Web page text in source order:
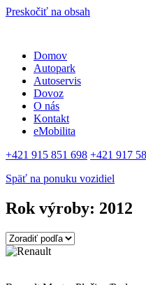
Preskočiť na obsah
Domov
Autopark
Autoservis
Dovoz
O nás
Kontakt
eMobilita
+421 915 851 698 +421 917
Späť na ponuku vozidiel
Rok výroby: 2012